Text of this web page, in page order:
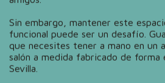
Sin embargo, mantener este
funcional puede ser un desafío.
que necesites tener a mano en un
salón a medida fabricado de forma
Sevilla.